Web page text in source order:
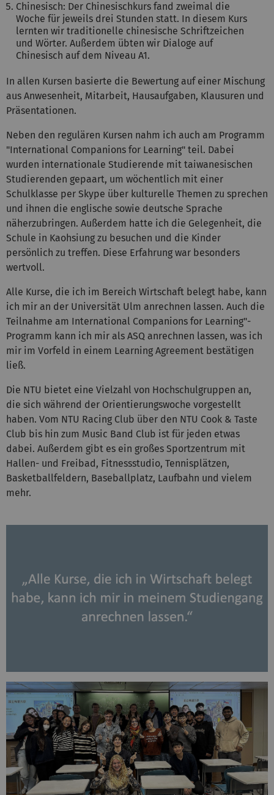
Chinesisch: Der Chinesischkurs fand zweimal die
Woche für jeweils drei Stunden statt. In diesem Kurs
lernten wir traditionelle chinesische Schriftzeichen
und Wörter. Außerdem übten wir Dialoge auf
Chinesisch auf dem Niveau A1.
In allen Kursen basierte die Bewertung auf einer Mischung
aus Anwesenheit, Mitarbeit, Hausaufgaben, Klausuren und
Präsentationen.
Neben den regulären Kursen nahm ich auch am Programm
"International Companions for Learning" teil. Dabei
wurden internationale Studierende mit taiwanesischen
Studierenden gepaart, um wöchentlich mit einer
Schulklasse per Skype über kulturelle Themen zu sprechen
und ihnen die englische sowie deutsche Sprache
näherzubringen. Außerdem hatte ich die Gelegenheit, die
Schule in Kaohsiung zu besuchen und die Kinder
persönlich zu treffen. Diese Erfahrung war besonders
wertvoll.
Alle Kurse, die ich im Bereich Wirtschaft belegt habe, kann
ich mir an der Universität Ulm anrechnen lassen. Auch die
Teilnahme am International Companions for Learning"-
Programm kann ich mir als ASQ anrechnen lassen, was ich
mir im Vorfeld in einem Learning Agreement bestätigen
ließ.
Die NTU bietet eine Vielzahl von Hochschulgruppen an,
die sich während der Orientierungswoche vorgestellt
haben. Vom NTU Racing Club über den NTU Cook & Taste
Club bis hin zum Music Band Club ist für jeden etwas
dabei. Außerdem gibt es ein großes Sportzentrum mit
Hallen- und Freibad, Fitnessstudio, Tennisplätzen,
Basketballfeldern, Baseballplatz, Laufbahn und vielem
mehr.